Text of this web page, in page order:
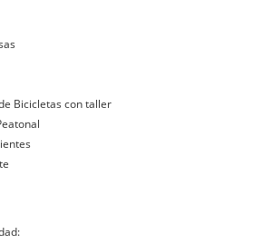
Bicicletas con taller